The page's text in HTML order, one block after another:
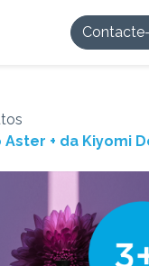
+ da Kiyomi